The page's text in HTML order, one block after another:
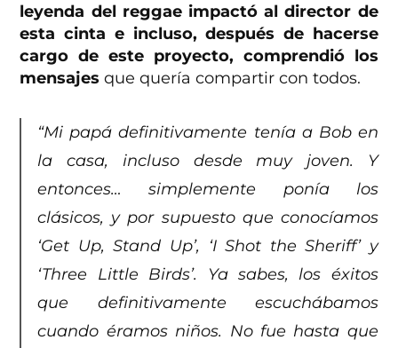
leyenda del reggae impactó al director de
esta cinta e incluso, después de hacerse
cargo de este proyecto, comprendió los
mensajes que quería compartir con todos.
“Mi papá definitivamente tenía a Bob en
la casa, incluso desde muy joven. Y
entonces… simplemente ponía los
clásicos, y por supuesto que conocíamos
‘Get Up, Stand Up’, ‘I Shot the Sheriff’ y
‘Three Little Birds’. Ya sabes, los éxitos
que definitivamente escuchábamos
cuando éramos niños. No fue hasta que